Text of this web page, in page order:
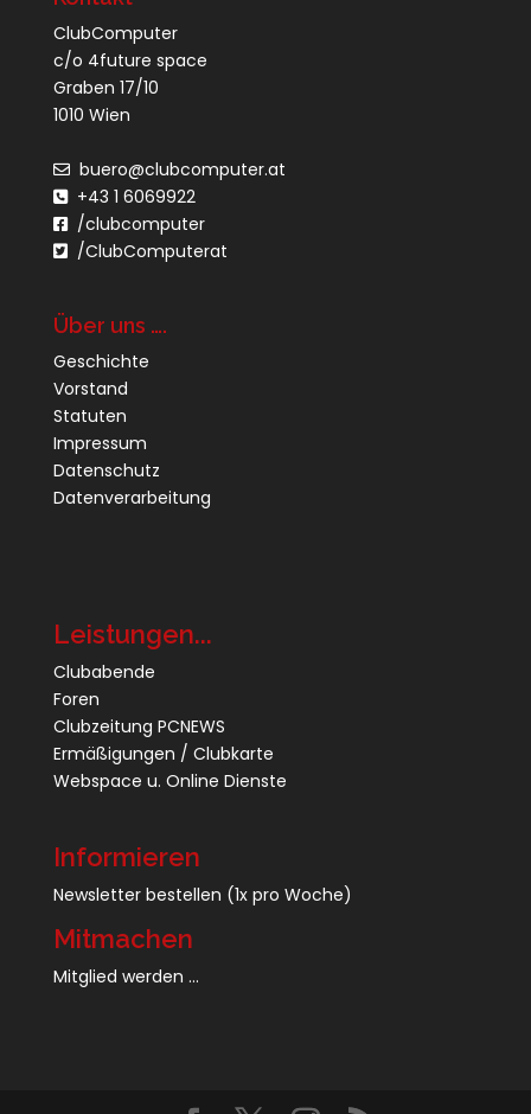
ClubComputer
c/o 4future space
Graben 17/10
1010 Wien
buero@clubcomputer.at
+43 1 6069922
/clubcomputer
/ClubComputerat
Über uns ….
Geschichte
Vorstand
Statuten
Impressum
Datenschutz
Datenverarbeitung
Leistungen...
Clubabende
Foren
Clubzeitung PCNEWS
Ermäßigungen / Clubkarte
Webspace u. Online Dienste
Informieren
Newsletter bestellen (1x pro Woche)
Mitmachen
Mitglied werden ...